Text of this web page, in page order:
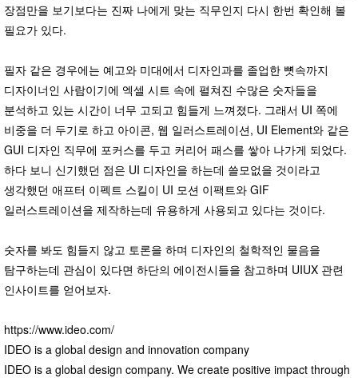
장점만을 보기보다는 진짜 나에게 맞는 직무인지 다시 한번 확인해 볼
필요가 있다.
필자 같은 경우에는 예고와 미대에서 디자인과를 졸업한 뼛속까지
디자이너인 사람이기에 엑셀 시트 속에 펼쳐진 수많은 숫자들을
분석하고 있는 시간이 너무 고되고 힘들게 느껴졌다. 그래서 UI 쪽에
비중을 더 두기로 하고 아이콘, 웹 일러스트레이션, UI Element와 같은
GUI 디자인 직무에 포커스를 두고 커리어 패스를 쌓아 나가게 되었다.
하다 보니 신기했던 점은 UI 디자인을 하는데 쓸모없을 것이라고
생각했던 애프터 이펙트 스킬이 UI 모션 이팩트와 GIF
일러스트레이션을 제작하는데 유용하게 사용되고 있다는 것이다.
숫자를 봐도 힘들지 않고 토론을 하며 디자인의 철학적인 물음을
탐구하는데 관심이 있다면 하단의 에이전시들을 참고하며 UIUX 관련
인사이트를 얻어보자.
https://www.ideo.com/
IDEO is a global design and innovation company
IDEO is a global design company. We create positive impact through